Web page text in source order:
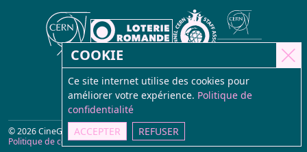
© 2026 CineGlobe
Politique de confidentialité
Infos Pratiques
Réservation
COOKIE
Ce site internet utilise des cookies pour
améliorer votre expérience. Politique de
confidentialité
ACCEPTER
REFUSER